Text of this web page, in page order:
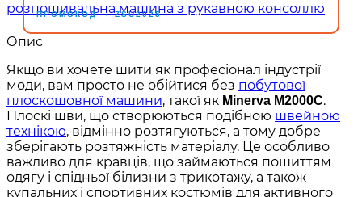
ПРОМОКОД→ZSU2025
Опис
Якщо ви хочете шити як професіонал індустрії
моди, вам просто не обійтися без побутової
плоскошовної машини, такої як Minerva M2000C.
Плоскі шви, що створюються подібною швейною
технікою, відмінно розтягуються, а тому добре
зберігають розтяжність матеріалу. Це особливо
важливо для кравців, що займаються пошиттям
одягу і спідньої білизни з трикотажу, а також
купальних і спортивних костюмів для активного